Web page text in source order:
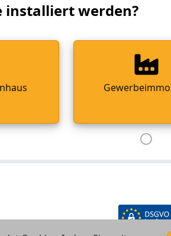
installiert werden?